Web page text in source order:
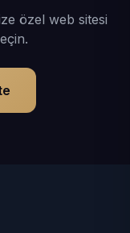
özel web sitesi